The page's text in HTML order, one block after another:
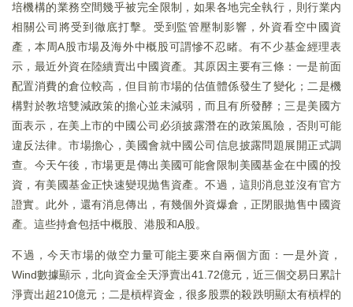
培機構的業務空間幾乎被完全限制，如果各地完全執行，則行業内
相關公司將受到徹底打擊。受到監管壓制影響，外資看空中國資
產，本周A股市場及海外中概股可謂慘不忍睹。有不少基金經理表
示，最近外資在陸續賣出中國資產。其原因主要有三條：一是前面
配置消費的倉位較高，但目前市場的估值體係發生了變化；二是機
構對於教培雙減政策的擔心並未減弱，而且有所發酵；三是美國方
面表示，在美上市的中國公司必須披露潛在的政策風險，否則可能
違反法律。市場擔心，美國會就中國公司信息披露問題展開正式調
查。今天午後，市場更是傳出美國可能會限制美國基金在中國的投
資，有美國基金正快速變現抛售資產。不過，這則消息並沒有官方
證實。此外，還有消息傳出，有幾個外資爆倉，正閉眼抛售中國資
產。這些持倉包括中概股、港股和A股。
不過，今天市場的做空力量可能主要來自兩個方面：一是外資，
Wind數據顯示，北向資金全天淨賣出41.72億元，近三個交易日累計
淨賣出超210億元；二是槓桿資金，很多股票的殺跌明顯太有槓桿的